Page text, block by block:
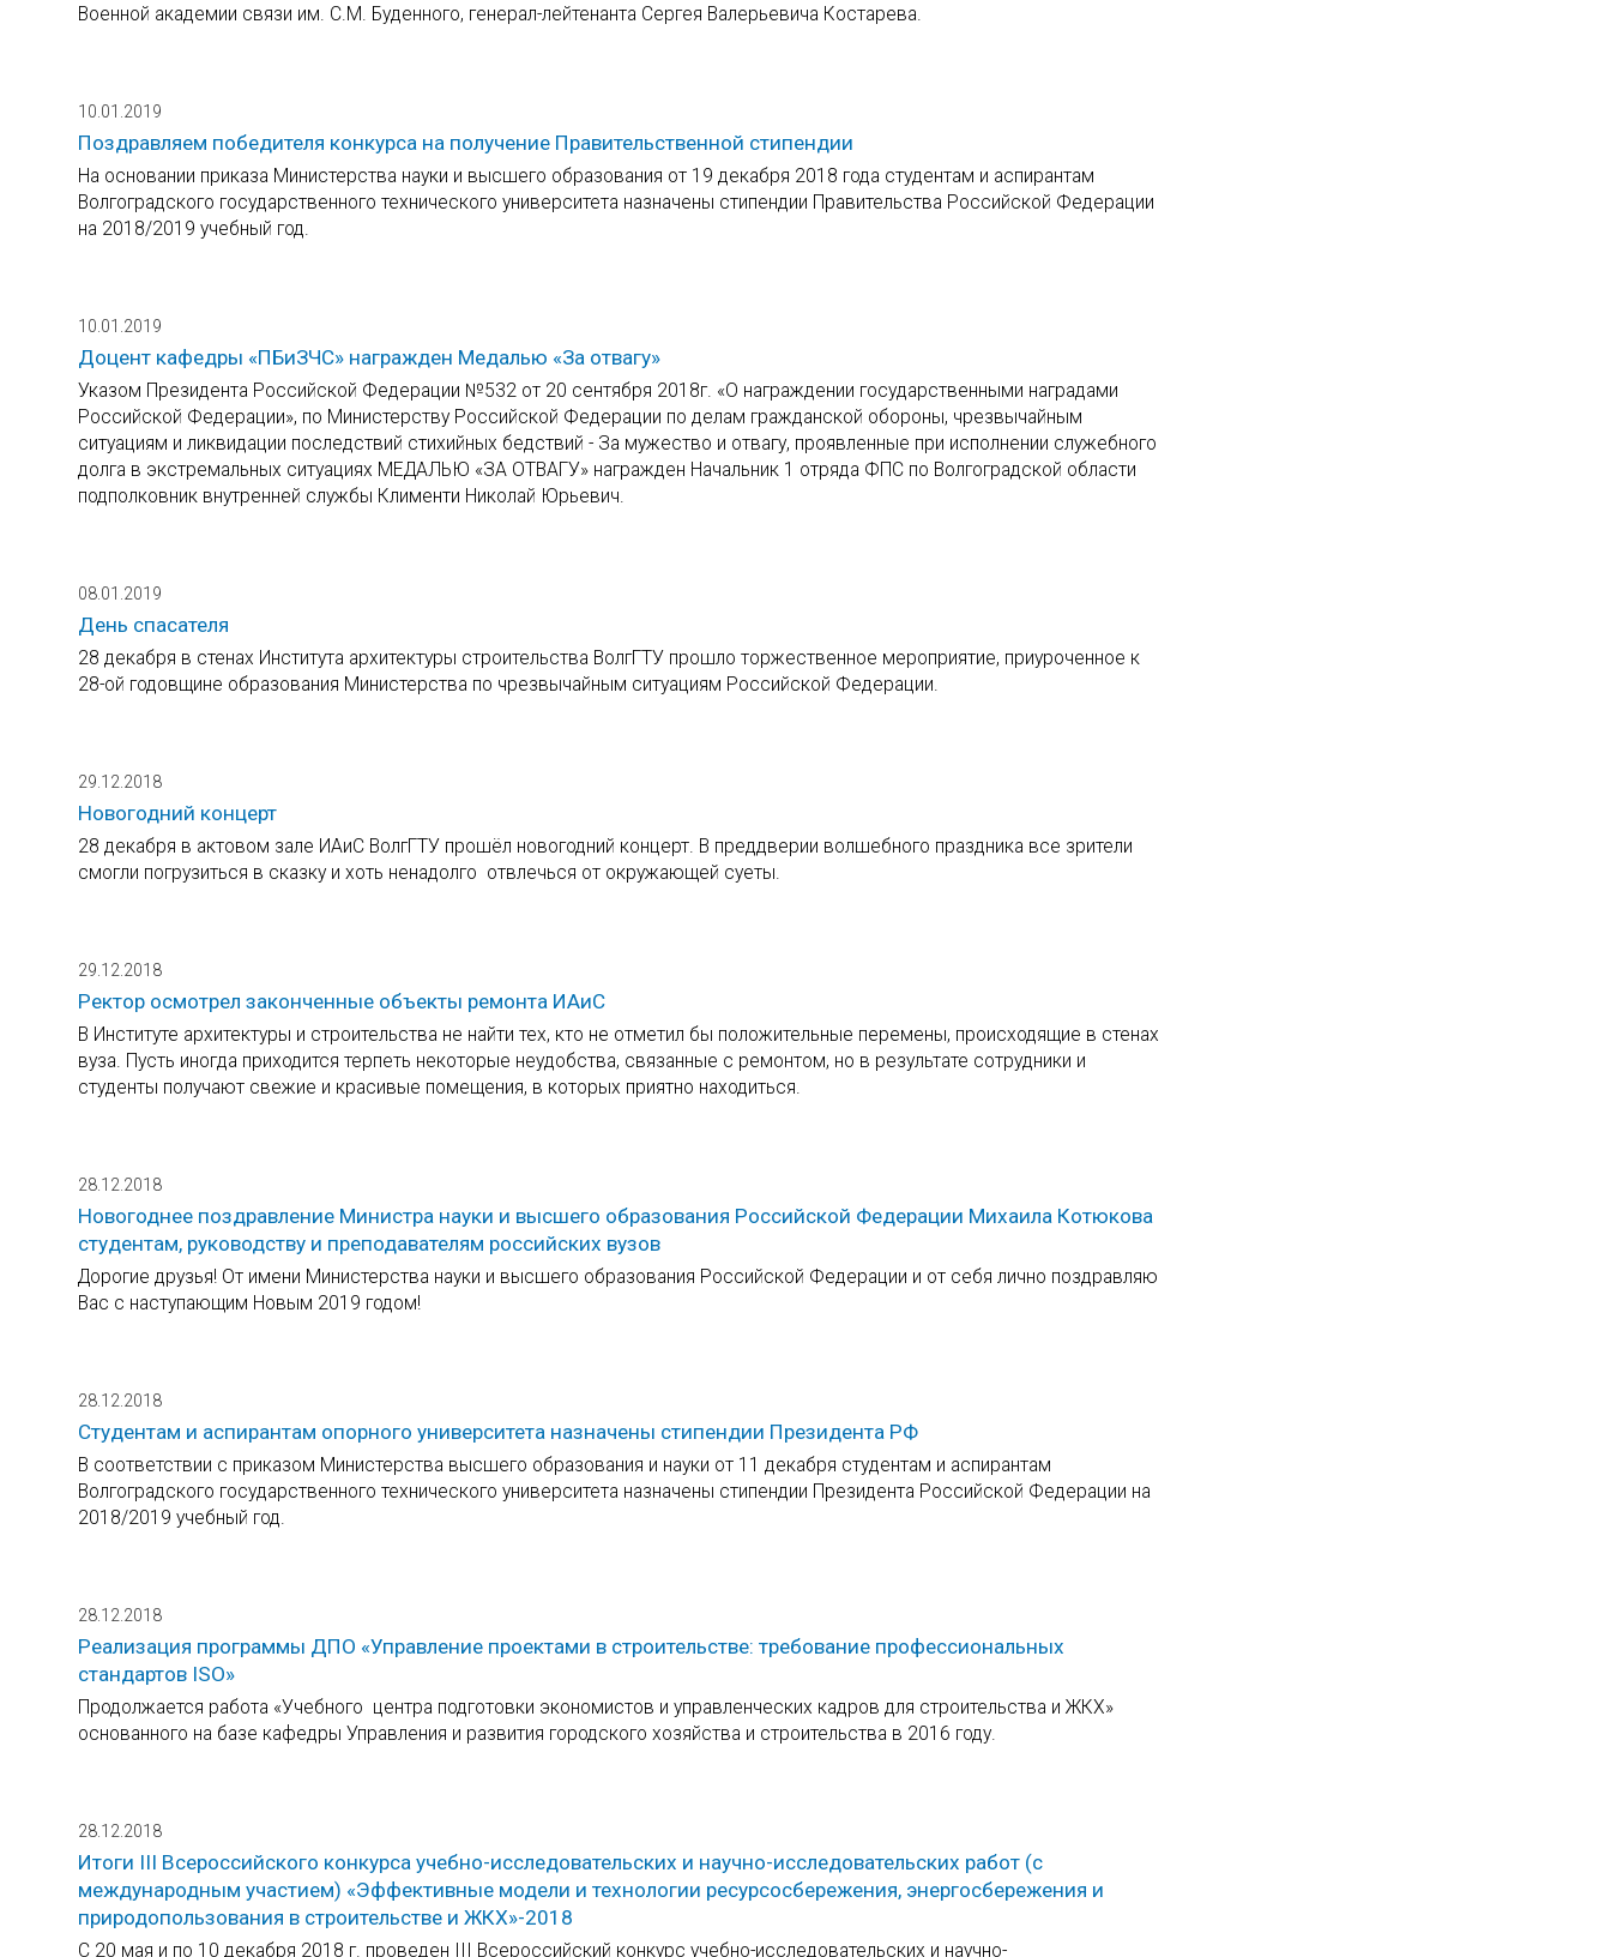
Военной академии связи им. С.М. Буденного, генерал-лейтенанта Сергея Валерьевича Костарева.
10.01.2019
Поздравляем победителя конкурса на получение Правительственной стипендии
На основании приказа Министерства науки и высшего образования от 19 декабря 2018 года студентам и аспирантам
Волгоградского государственного технического университета назначены стипендии Правительства Российской Федерации
на 2018/2019 учебный год.
10.01.2019
Доцент кафедры «ПБиЗЧС» награжден Медалью «За отвагу»
Указом Президента Российской Федерации №532 от 20 сентября 2018г. «О награждении государственными наградами
Российской Федерации», по Министерству Российской Федерации по делам гражданской обороны, чрезвычайным
ситуациям и ликвидации последствий стихийных бедствий - За мужество и отвагу, проявленные при исполнении служебного
долга в экстремальных ситуациях МЕДАЛЬЮ «ЗА ОТВАГУ» награжден Начальник 1 отряда ФПС по Волгоградской области
подполковник внутренней службы Клименти Николай Юрьевич.
08.01.2019
День спасателя
28 декабря в стенах Института архитектуры строительства ВолгГТУ прошло торжественное мероприятие, приуроченное к
28-ой годовщине образования Министерства по чрезвычайным ситуациям Российской Федерации.
29.12.2018
Новогодний концерт
28 декабря в актовом зале ИАиС ВолгГТУ прошёл новогодний концерт. В преддверии волшебного праздника все зрители
cмогли погрузиться в сказку и хоть ненадолго отвлечься от окружающей суеты.
29.12.2018
Ректор осмотрел законченные объекты ремонта ИАиС
В Институте архитектуры и строительства не найти тех, кто не отметил бы положительные перемены, происходящие в стенах
вуза. Пусть иногда приходится терпеть некоторые неудобства, связанные с ремонтом, но в результате сотрудники и
студенты получают свежие и красивые помещения, в которых приятно находиться.
28.12.2018
Новогоднее поздравление Министра науки и высшего образования Российской Федерации Михаила Котюкова
студентам, руководству и преподавателям российских вузов
Дорогие друзья! От имени Министерства науки и высшего образования Российской Федерации и от себя лично поздравляю
Вас с наступающим Новым 2019 годом!
28.12.2018
Студентам и аспирантам опорного университета назначены стипендии Президента РФ
В соответствии с приказом Министерства высшего образования и науки от 11 декабря студентам и аспирантам
Волгоградского государственного технического университета назначены стипендии Президента Российской Федерации на
2018/2019 учебный год.
28.12.2018
Реализация программы ДПО «Управление проектами в строительстве: требование профессиональных
стандартов ISO»
Продолжается работа «Учебного центра подготовки экономистов и управленческих кадров для строительства и ЖКХ»
основанного на базе кафедры Управления и развития городского хозяйства и строительства в 2016 году.
28.12.2018
Итоги III Всероссийского конкурса учебно-исследовательских и научно-исследовательских работ (с
международным участием) «Эффективные модели и технологии ресурсосбережения, энергосбережения и
природопользования в строительстве и ЖКХ»-2018
С 20 мая и по 10 декабря 2018 г. проведен III Всероссийский конкурс учебно-исследовательских и научно-